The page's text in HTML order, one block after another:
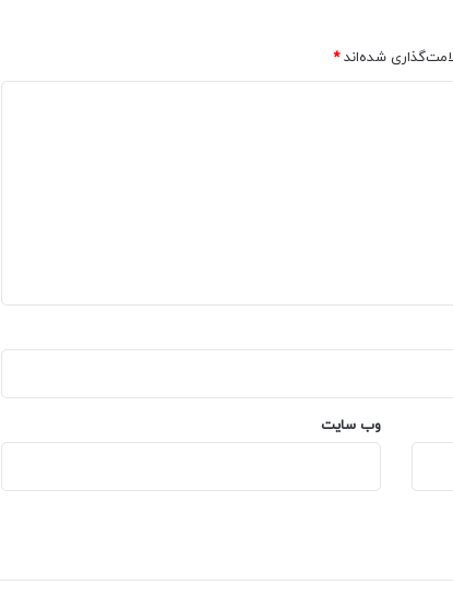
شده‌اند*
وب‌ سایت